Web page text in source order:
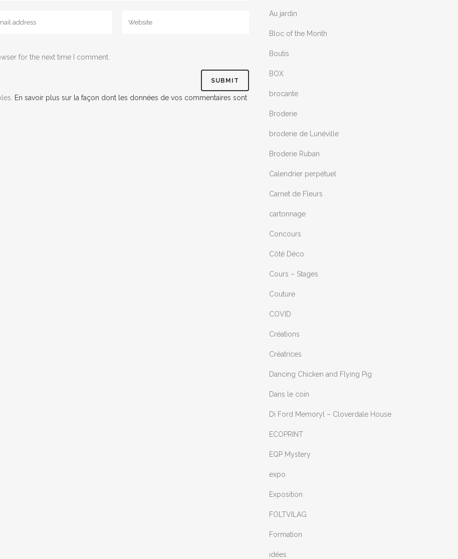
for the next time I comment.
En savoir plus sur la façon dont les données de vos commentaires sont
Au jardin
Bloc of the Month
Boutis
BOX
brocante
Broderie
broderie de Lunéville
Broderie Ruban
Calendrier perpétuel
Carnet de Fleurs
cartonnage
Concours
Côté Déco
Cours – Stages
Couture
COVID
Créations
Créatrices
Dancing Chicken and Flying Pig
Dans le coin
Di Ford Memoryl – Cloverdale House
ECOPRINT
EQP Mystery
expo
Exposition
FOLTVILAG
Formation
idées